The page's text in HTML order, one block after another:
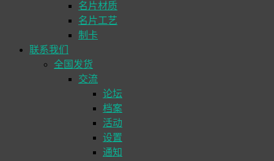
名片材质
名片工艺
制卡
联系我们
全国发货
交流
论坛
档案
活动
设置
通知